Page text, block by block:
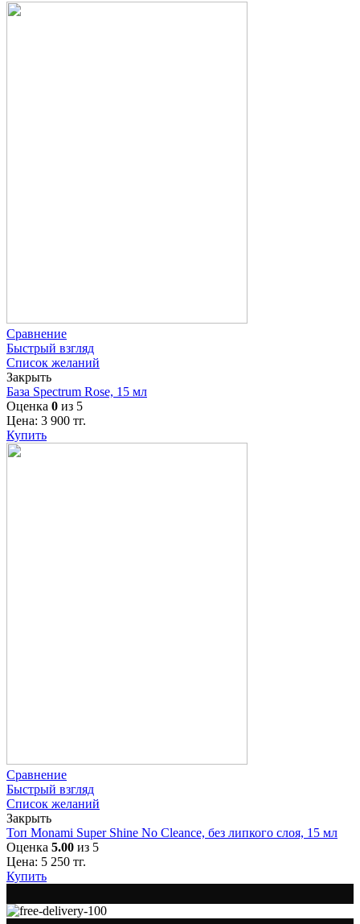
Сравнение
Быстрый взгляд
Список желаний
Закрыть
База Spectrum Rose, 15 мл
Оценка 0 из 5
Цена: 3 900 тг.
Купить
Сравнение
Быстрый взгляд
Список желаний
Закрыть
Топ Monami Super Shine No Cleance, без липкого слоя, 15 мл
Оценка 5.00 из 5
Цена: 5 250 тг.
Купить